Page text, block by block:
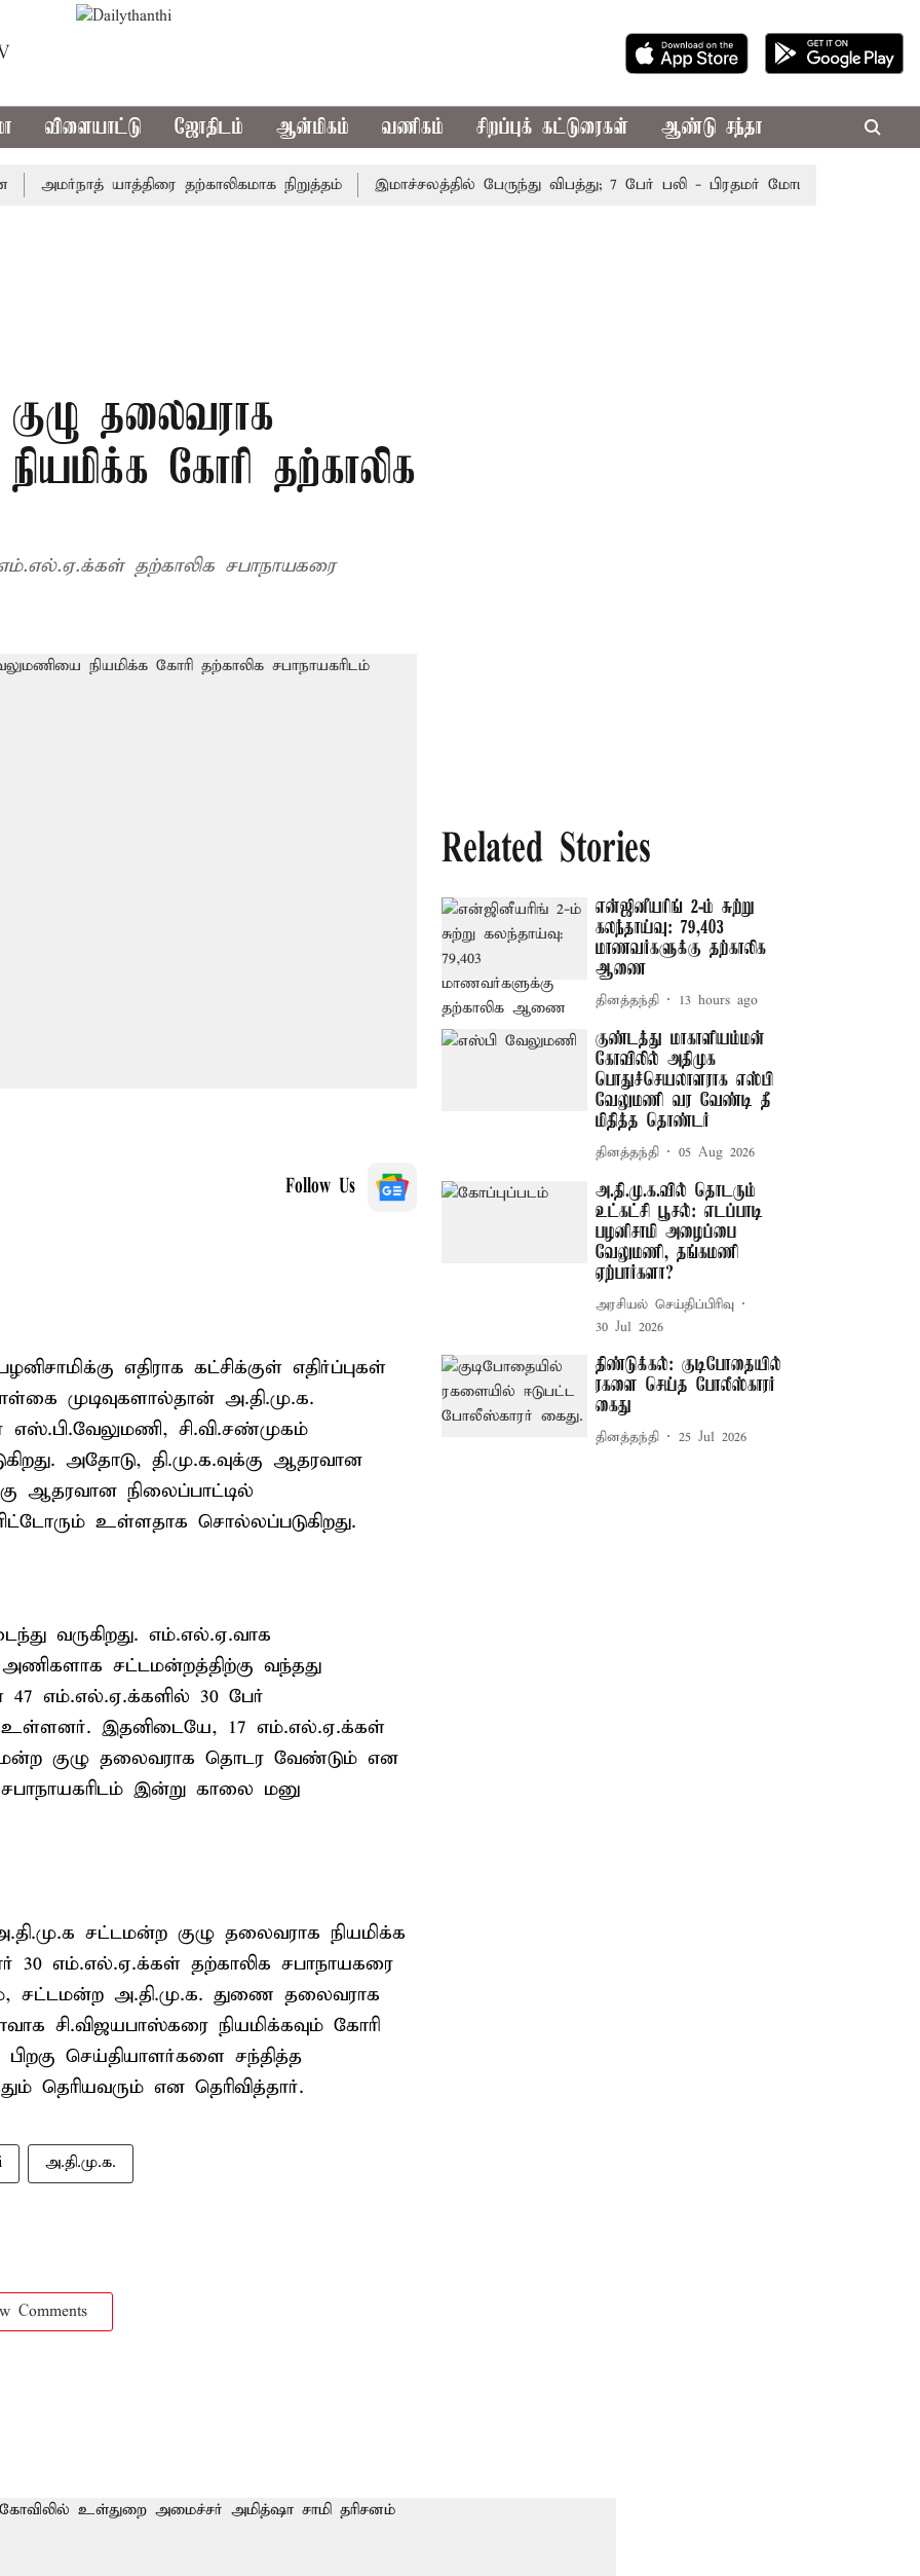
விளையாட்டு ஜோதிடம் ஆன்மிகம் வணிகம் சிறப்புக் கட்டுரைகள் ஆண்டு சந்தா
அமர்நாத் யாத்திரை தற்காலிகமாக நிறுத்தம் இமாச்சலத்தில் பேருந்து விபத்து; 7 பேர் பலி - பிரதமர் மோடி இரங்கல்
தலைவராக
கோரி தற்காலிக
தற்காலிக சபாநாயகரை
Follow Us
எதிராக கட்சிக்குள் எதிர்ப்புகள்
முடிவுகளால்தான் அ.தி.மு.க.
சி.வி.சண்முகம்
அதோடு, தி.மு.க.வுக்கு ஆதரவான
ஆதரவான நிலைப்பாட்டில்
உள்ளதாக சொல்லப்படுகிறது.
வருகிறது. எம்.எல்.ஏ.வாக
அணிகளாக சட்டமன்றத்திற்கு வந்தது
47 எம்.எல்.ஏ.க்களில் 30 பேர்
உள்ளனர். இதனிடையே, 17 எம்.எல்.ஏ.க்கள்
குழு தலைவராக தொடர வேண்டும் என
இன்று காலை மனு
சட்டமன்ற குழு தலைவராக நியமிக்க
30 எம்.எல்.ஏ.க்கள் தற்காலிக சபாநாயகரை
சட்டமன்ற அ.தி.மு.க. துணை தலைவராக
சி.விஜயபாஸ்கரை நியமிக்கவும் கோரி
செய்தியாளர்களை சந்தித்த
தெரியவரும் என தெரிவித்தார்.
அ.தி.மு.க.
Comments
Related Stories
என்ஜினீயரிங் 2-ம் சுற்று
கலந்தாய்வு: 79,403
மாணவர்களுக்கு தற்காலிக
ஆணை
தினத்தந்தி 13 hours ago
குண்டத்து மாகாளியம்மன்
கோவிலில் அதிமுக
பொதுச்செயலாளராக எஸ்பி
வேலுமணி வர வேண்டி தீ
மிதித்த தொண்டர்
தினத்தந்தி 05 Aug 2026
அ.தி.மு.க.வில் தொடரும்
உட்கட்சி பூசல்: எடப்பாடி
பழனிசாமி அழைப்பை
வேலுமணி, தங்கமணி
ஏற்பார்களா?
அரசியல் செய்திப்பிரிவு
30 Jul 2026
திண்டுக்கல்: குடிபோதையில்
ரகளை செய்த போலீஸ்காரர்
கைது
தினத்தந்தி 25 Jul 2026